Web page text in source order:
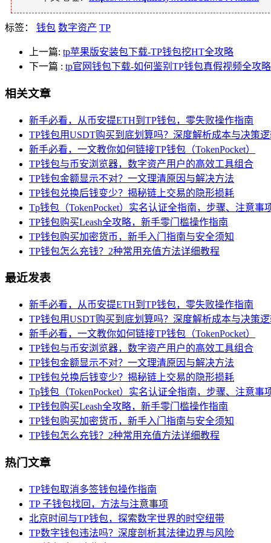
标签： 钱包 数字资产 TP
上一篇: tp苹果版安装包下载-TP钱包挖HT全攻略
下一篇 : tp官网钱包下载-如何鉴别TP钱包真假视频全攻略
相关文章
新手必看，从币安提ETH到TP钱包，零失败操作指南
TP钱包用USDT购买到底划算吗？深度解析成本与决策
新手必看，一文教你如何链接TP钱包（TokenPocket）
TP钱包与币安浏览器，数字资产用户的高效工具组合
TP钱包金额显示不对？一文理清原因与解决方法
TP钱包兑换后钱变少？揭秘链上交易的隐形损耗
Tp钱包（TokenPocket）实名认证全指南，步骤、注意事
TP钱包购买Leash全攻略，新手零门槛操作指南
TP钱包购买加密货币，新手入门指南与安全须知
TP钱包怎么充钱？2种常用充值方法详细教程
最近发表
新手必看，从币安提ETH到TP钱包，零失败操作指南
TP钱包用USDT购买到底划算吗？深度解析成本与决策
新手必看，一文教你如何链接TP钱包（TokenPocket）
TP钱包与币安浏览器，数字资产用户的高效工具组合
TP钱包金额显示不对？一文理清原因与解决方法
TP钱包兑换后钱变少？揭秘链上交易的隐形损耗
Tp钱包（TokenPocket）实名认证全指南，步骤、注意事
TP钱包购买Leash全攻略，新手零门槛操作指南
TP钱包购买加密货币，新手入门指南与安全须知
TP钱包怎么充钱？2种常用充值方法详细教程
热门文章
TP钱包取消多签钱包操作指南
TP 子钱包找回，方法与注意事项
北京时间与TP钱包，探索数字世界的时空纽带
TP数字钱包违法吗？深度剖析其法律边界与风险